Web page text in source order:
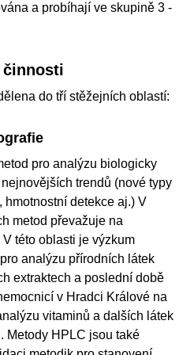
a probíhají ve skupině 3 -
činnosti
do tří stěžejních oblastí:
pro analýzu biologicky
trendů (nové typy
detekce aj.) V
metod převažuje na
této oblasti je výzkum
analýzu přírodních látek
extraktech a poslední době
v Hradci Králové na
vitaminů a dalších látek
Metody HPLC jsou také